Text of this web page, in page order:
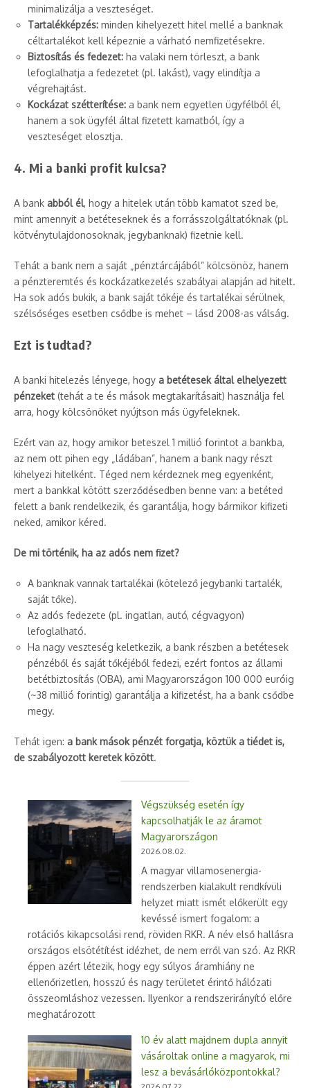
minimalizálja a veszteséget.
Tartalékképzés: minden kihelyezett hitel mellé a banknak
céltartalékot kell képeznie a várható nemfizetésekre.
Biztosítás és fedezet: ha valaki nem törleszt, a bank
lefoglalhatja a fedezetet (pl. lakást), vagy elindítja a
végrehajtást.
Kockázat szétterítése: a bank nem egyetlen ügyfélből él,
hanem a sok ügyfél által fizetett kamatból, így a
veszteséget elosztja.
4. Mi a banki profit kulcsa?
A bank abból él, hogy a hitelek után több kamatot szed be,
mint amennyit a betéteseknek és a forrásszolgáltatóknak (pl.
kötvénytulajdonosoknak, jegybanknak) fizetnie kell.
Tehát a bank nem a saját „pénztárcájából” kölcsönöz, hanem
a pénzteremtés és kockázatkezelés szabályai alapján ad hitelt.
Ha sok adós bukik, a bank saját tőkéje és tartalékai sérülnek,
szélsőséges esetben csődbe is mehet – lásd 2008-as válság.
Ezt is tudtad?
A banki hitelezés lényege, hogy a betétesek által elhelyezett
pénzeket (tehát a te és mások megtakarításait) használja fel
arra, hogy kölcsönöket nyújtson más ügyfeleknek.
Ezért van az, hogy amikor beteszel 1 millió forintot a bankba,
az nem ott pihen egy „ládában”, hanem a bank nagy részt
kihelyezi hitelként. Téged nem kérdeznek meg egyenként,
mert a bankkal kötött szerződésedben benne van: a betéted
felett a bank rendelkezik, és garantálja, hogy bármikor kifizeti
neked, amikor kéred.
De mi történik, ha az adós nem fizet?
A banknak vannak tartalékai (kötelező jegybanki tartalék,
saját tőke).
Az adós fedezete (pl. ingatlan, autó, cégvagyon)
lefoglalható.
Ha nagy veszteség keletkezik, a bank részben a betétesek
pénzéből és saját tőkéjéből fedezi, ezért fontos az állami
betétbiztosítás (OBA), ami Magyarországon 100 000 euróig
(~38 millió forintig) garantálja a kifizetést, ha a bank csődbe
megy.
Tehát igen: a bank mások pénzét forgatja, köztük a tiédet is,
de szabályozott keretek között.
Végszükség esetén így
kapcsolhatják le az áramot
Magyarországon
2026.08.02.
A magyar villamosenergia-
rendszerben kialakult rendkívüli
helyzet miatt ismét előkerült egy
kevéssé ismert fogalom: a
rotációs kikapcsolási rend, röviden RKR. A név első hallásra
országos elsötétítést idézhet, de nem erről van szó. Az RKR
éppen azért létezik, hogy egy súlyos áramhiány ne
ellenőrizetlen, hosszú és nagy területet érintő hálózati
összeomláshoz vezessen. Ilyenkor a rendszerirányító előre
meghatározott
10 év alatt majdnem dupla annyit
vásároltak online a magyarok, mi
lesz a bevásárlóközpontokkal?